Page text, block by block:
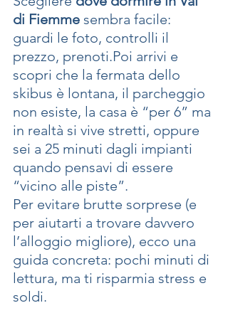
di Fiemme sembra facile:
guardi le foto, controlli il
prezzo, prenoti.Poi arrivi e
scopri che la fermata dello
skibus è lontana, il parcheggio
non esiste, la casa è “per 6” ma
in realtà si vive stretti, oppure
sei a 25 minuti dagli impianti
quando pensavi di essere
“vicino alle piste”.
Per evitare brutte sorprese (e
per aiutarti a trovare davvero
l’alloggio migliore), ecco una
guida concreta: pochi minuti di
lettura, ma ti risparmia stress e
soldi.